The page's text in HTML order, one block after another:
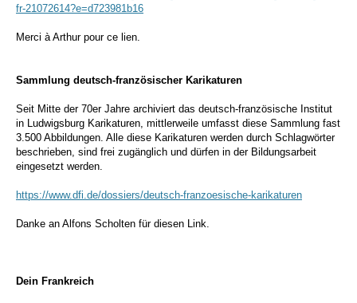
fr-21072614?e=d723981b16
Merci à Arthur pour ce lien.
Sammlung deutsch-französischer Karikaturen
Seit Mitte der 70er Jahre archiviert das deutsch-französische Institut
in Ludwigsburg Karikaturen, mittlerweile umfasst diese Sammlung fast
3.500 Abbildungen. Alle diese Karikaturen werden durch Schlagwörter
beschrieben, sind frei zugänglich und dürfen in der Bildungsarbeit
eingesetzt werden.
https://www.dfi.de/dossiers/deutsch-franzoesische-karikaturen
Danke an Alfons Scholten für diesen Link.
Dein Frankreich